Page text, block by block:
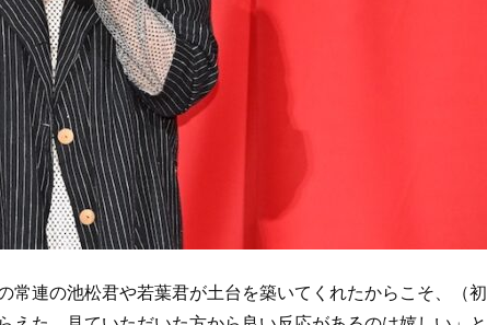
常連の池松君や若葉君が土台を築いてくれたからこそ、（初